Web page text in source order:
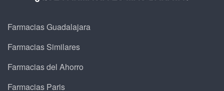
Farmacias Guadalajara
Farmacias Similares
Farmacias del Ahorro
Farmacias Paris